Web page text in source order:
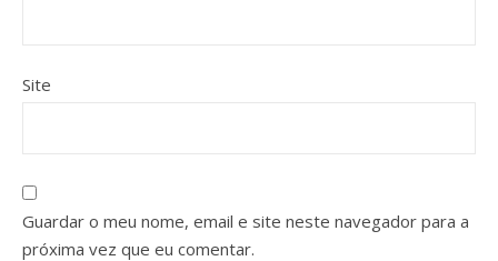
Site
Guardar o meu nome, email e site neste navegador para a
próxima vez que eu comentar.